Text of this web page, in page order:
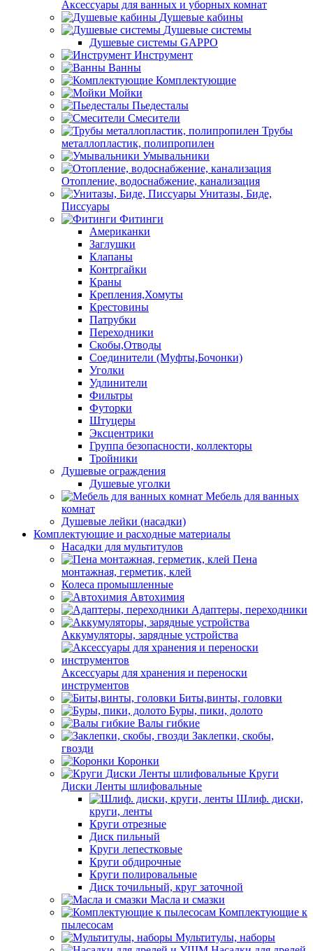
Аксессуары для ванных и уборных комнат
Душевые кабины
Душевые системы
Душевые системы GAPPO
Инструмент
Ванны
Комплектующие
Мойки
Пьедесталы
Смесители
Трубы
металлопластик, полипропилен
Умывальники
Отопление, водоснабжение, канализация
Унитазы, Биде,
Писсуары
Фитинги
Американки
Заглушки
Клапаны
Контргайки
Краны
Крепления,Хомуты
Крестовины
Патрубки
Переходники
Скобы,Отводы
Соединители (Муфты,Бочонки)
Уголки
Удлинители
Фильтры
Футорки
Штуцеры
Эксцентрики
Группа безопасности, коллекторы
Тройники
Душевые ограждения
Душевые уголки
Мебель для ванных
комнат
Душевые лейки (насадки)
Комплектующие и расходные материалы
Насадки для мультитулов
Пена
монтажная, герметик, клей
Колеса промышленные
Автохимия
Адаптеры, переходники
Аккумуляторы, зарядные устройства
Аксессуары для хранения и переноски
инструментов
Биты,винты, головки
Буры, пики, долото
Валы гибкие
Заклепки, скобы,
гвозди
Коронки
Круги
Диски Ленты шлифовальные
Шлиф. диски,
круги, ленты
Круги отрезные
Диск пильный
Круги лепестковые
Круги обдирочные
Круги полировальные
Диск точильный, круг заточной
Масла и смазки
Комплектующие к
пылесосам
Мультитулы, наборы